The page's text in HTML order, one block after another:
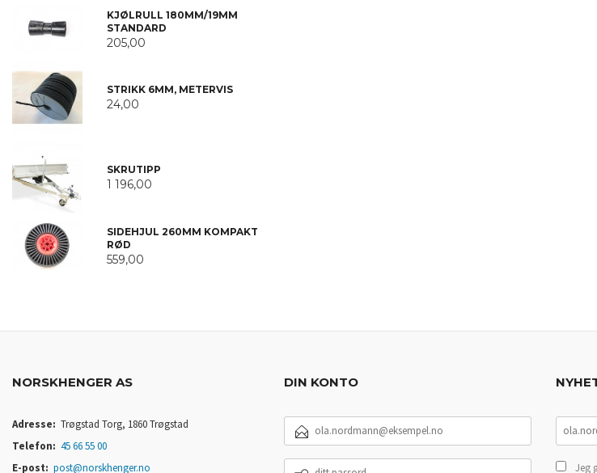
KJØLRULL 180MM/19MM
STANDARD
205,00
STRIKK 6MM, METERVIS
24,00
SKRUTIPP
1 196,00
SIDEHJUL 260MM KOMPAKT
RØD
559,00
NORSKHENGER AS
Adresse: Trøgstad Torg, 1860 Trøgstad
Telefon: 45 66 55 00
E-post: post@norskhenger.no
DIN KONTO
E-
POSTADRESSE
DITT
Jeg